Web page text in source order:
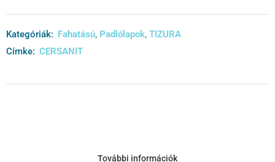
Kategóriák: Fahatású, Padlólapok, TIZURA
Címke: CERSANIT
További információk